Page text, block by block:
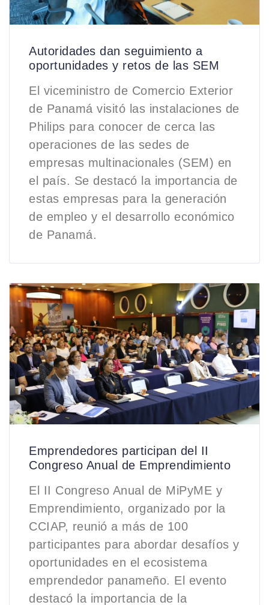
Autoridades dan seguimiento a
oportunidades y retos de las SEM
El viceministro de Comercio Exterior
de Panamá visitó las instalaciones de
Philips para conocer de cerca las
operaciones de las sedes de
empresas multinacionales (SEM) en
el país. Se destacó la importancia de
estas empresas para la generación
de empleo y el desarrollo económico
de Panamá.
Emprendedores participan del II
Congreso Anual de Emprendimiento
El II Congreso Anual de MiPyME y
Emprendimiento, organizado por la
CCIAP, reunió a más de 100
participantes para abordar desafíos y
oportunidades en el ecosistema
emprendedor panameño. El evento
destacó la importancia de la